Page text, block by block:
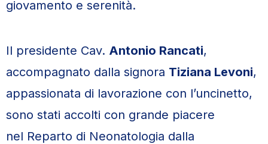
giovamento e serenità.
Il presidente Cav. Antonio Rancati,
accompagnato dalla signora Tiziana Levoni,
appassionata di lavorazione con l’uncinetto,
sono stati accolti con grande piacere
nel Reparto di Neonatologia dalla